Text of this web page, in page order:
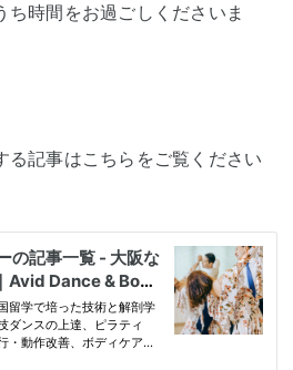
ち時間をお過ごしくださいま
る記事はこちらをご覧ください